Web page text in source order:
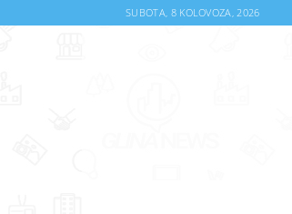
SUBOTA, 8 KOLOVOZA, 2026